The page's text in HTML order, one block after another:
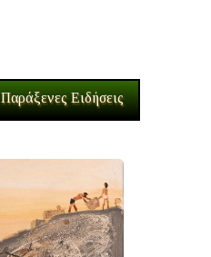
Παράξενες Ειδήσεις